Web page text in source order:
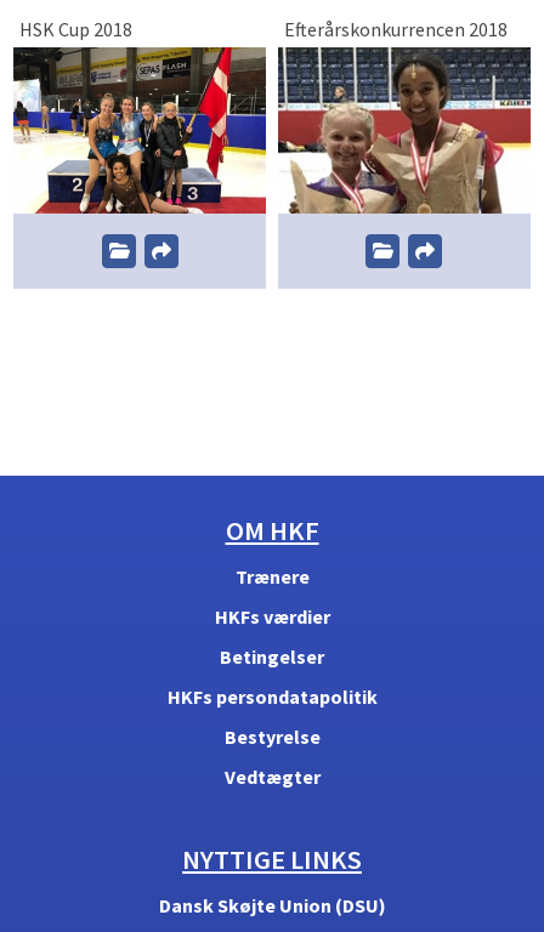
HSK Cup 2018 Efterårskonkurrencen 2018
OM HKF
Trænere
HKFs værdier
Betingelser
HKFs persondatapolitik
Bestyrelse
Vedtægter
NYTTIGE LINKS
Dansk Skøjte Union (DSU)